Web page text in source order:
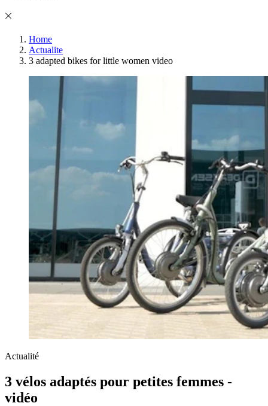
Home
Actualite
3 adapted bikes for little women video
Actualité
3 vélos adaptés pour petites femmes -
vidéo